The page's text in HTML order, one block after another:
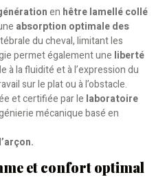
en hêtre lamellé collé
absorption optimale des
du cheval, limitant les
permet également une liberté
à la fluidité et à l’expression du
sur le plat ou à l’obstacle.
et certifiée par le laboratoire
mécanique basé en
et confort optimal